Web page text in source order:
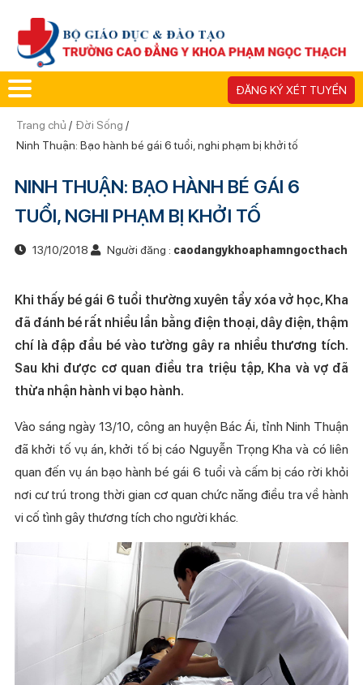
ĐĂNG KÝ XÉT TUYỂN
Trang chủ / Đời Sống /
Ninh Thuận: Bạo hành bé gái 6 tuổi, nghi phạm bị khởi tố
NINH THUẬN: BẠO HÀNH BÉ GÁI 6
TUỔI, NGHI PHẠM BỊ KHỞI TỐ
13/10/2018 Người đăng : caodangykhoaphamngocthach
Khi thấy bé gái 6 tuổi thường xuyên tẩy xóa vở học, Kha
đã đánh bé rất nhiều lần bằng điện thoại, dây điện, thậm
chí là đập đầu bé vào tường gây ra nhiều thương tích.
Sau khi được cơ quan điều tra triệu tập, Kha và vợ đã
thừa nhận hành vi bạo hành.
Vào sáng ngày 13/10, công an huyện Bác Ái, tỉnh Ninh Thuận
đã khởi tố vụ án, khởi tố bị cáo Nguyễn Trọng Kha và có liên
quan đến vụ án bạo hành bé gái 6 tuổi và cấm bị cáo rời khỏi
nơi cư trú trong thời gian cơ quan chức năng điều tra về hành
vi cố tình gây thương tích cho người khác.